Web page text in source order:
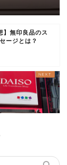
】無印良品のス
ージとは？